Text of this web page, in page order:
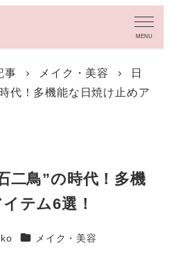
MENU
事 メイク・美容
日
代！多機能な日焼け止めア
二鳥”の時代！多機
テム6選！
カテゴリー
メイク・美容